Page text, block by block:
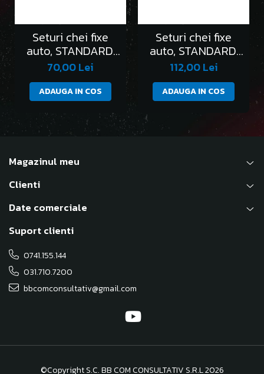
Seturi chei fixe
auto, STANDARD,
în clemă/6 bucati
70,00 Lei
ADAUGA IN COS
Seturi chei fixe
auto, STANDARD,
în clemă/8 bucati
112,00 Lei
ADAUGA IN COS
Magazinul meu
Clienti
Date comerciale
Suport clienti
0741.155.144
031.710.7200
bbcomconsultativ@gmail.com
©Copyright S.C. BB COM CONSULTATIV S.R.L 2026